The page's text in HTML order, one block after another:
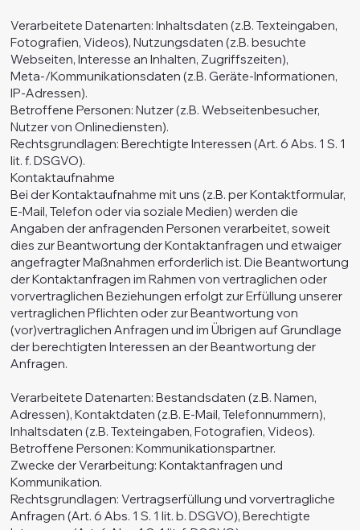
Verarbeitete Datenarten: Inhaltsdaten (z.B. Texteingaben,
Fotografien, Videos), Nutzungsdaten (z.B. besuchte
Webseiten, Interesse an Inhalten, Zugriffszeiten),
Meta-/Kommunikationsdaten (z.B. Geräte-Informationen,
IP-Adressen).
Betroffene Personen: Nutzer (z.B. Webseitenbesucher,
Nutzer von Onlinediensten).
Rechtsgrundlagen: Berechtigte Interessen (Art. 6 Abs. 1 S. 1
lit. f. DSGVO).
Kontaktaufnahme
Bei der Kontaktaufnahme mit uns (z.B. per Kontaktformular,
E-Mail, Telefon oder via soziale Medien) werden die
Angaben der anfragenden Personen verarbeitet, soweit
dies zur Beantwortung der Kontaktanfragen und etwaiger
angefragter Maßnahmen erforderlich ist. Die Beantwortung
der Kontaktanfragen im Rahmen von vertraglichen oder
vorvertraglichen Beziehungen erfolgt zur Erfüllung unserer
vertraglichen Pflichten oder zur Beantwortung von
(vor)vertraglichen Anfragen und im Übrigen auf Grundlage
der berechtigten Interessen an der Beantwortung der
Anfragen.
Verarbeitete Datenarten: Bestandsdaten (z.B. Namen,
Adressen), Kontaktdaten (z.B. E-Mail, Telefonnummern),
Inhaltsdaten (z.B. Texteingaben, Fotografien, Videos).
Betroffene Personen: Kommunikationspartner.
Zwecke der Verarbeitung: Kontaktanfragen und
Kommunikation.
Rechtsgrundlagen: Vertragserfüllung und vorvertragliche
Anfragen (Art. 6 Abs. 1 S. 1 lit. b. DSGVO), Berechtigte